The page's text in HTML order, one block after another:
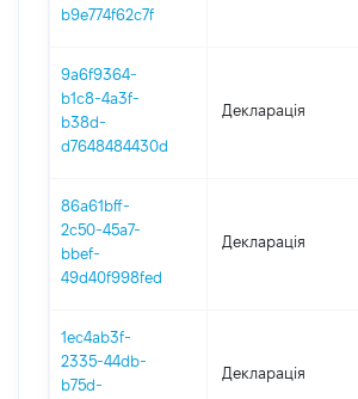
b9e774f62c7f
9a6f9364-
b1c8-4a3f-
b38d-
d7648484430d
Декларація
86a61bff-
2c50-45a7-
bbef-
49d40f998fed
Декларація
1ec4ab3f-
2335-44db-
b75d-
Декларація